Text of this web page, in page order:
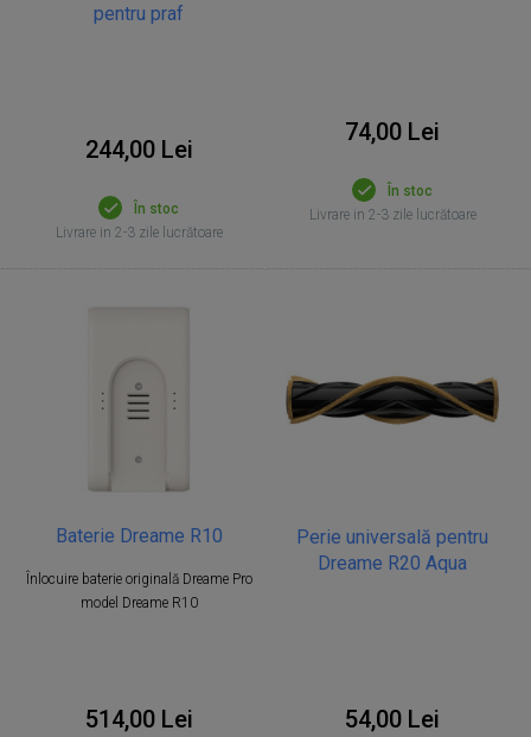
pentru praf
244,00 Lei
În stoc
Livrare in 2-3 zile lucrătoare
74,00 Lei
În stoc
Livrare in 2-3 zile lucrătoare
Baterie Dreame R10
Înlocuire baterie originală Dreame Pro
model Dreame R10
514,00 Lei
Perie universală pentru
Dreame R20 Aqua
54,00 Lei